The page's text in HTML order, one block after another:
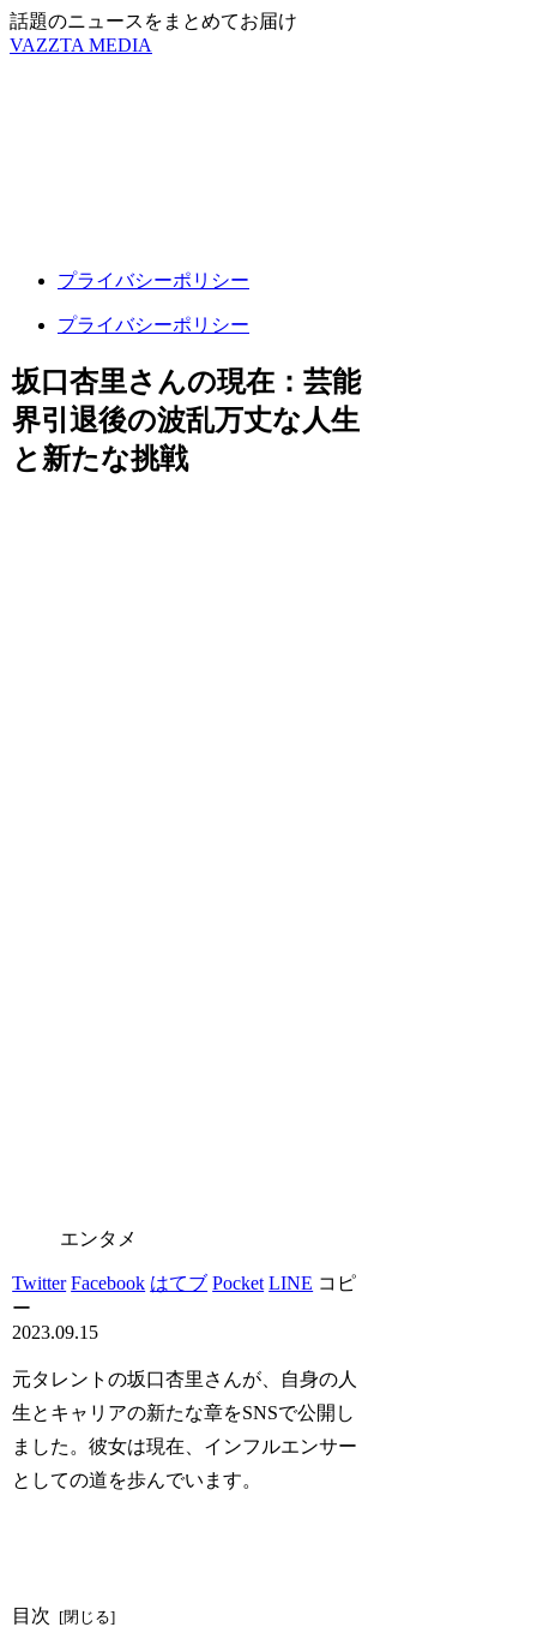
話題のニュースをまとめてお届け
VAZZTA MEDIA
プライバシーポリシー
プライバシーポリシー
坂口杏里さんの現在：芸能
界引退後の波乱万丈な人生
と新たな挑戦
エンタメ
Twitter Facebook はてブ Pocket LINE コピ
ー
2023.09.15
元タレントの坂口杏里さんが、自身の人
生とキャリアの新たな章をSNSで公開し
ました。彼女は現在、インフルエンサー
としての道を歩んでいます。
目次